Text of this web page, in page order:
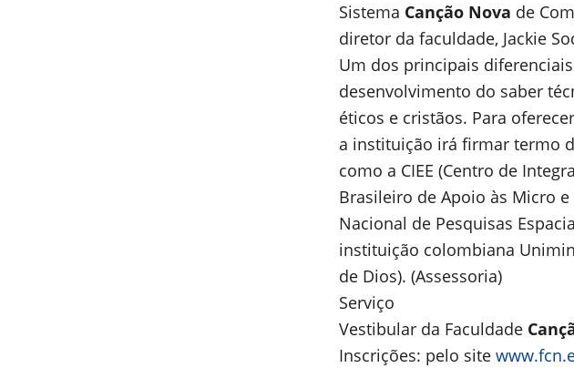
Sistema Canção Nova de
diretor da faculdade, Jackie
Um dos principais
desenvolvimento do saber
éticos e cristãos. Para
a instituição irá firmar termo
como a CIEE (Centro de
Brasileiro de Apoio às Micro
Nacional de Pesquisas
instituição colombiana
de Dios). (Assessoria)
Serviço
Vestibular da Faculdade
Inscrições: pelo site